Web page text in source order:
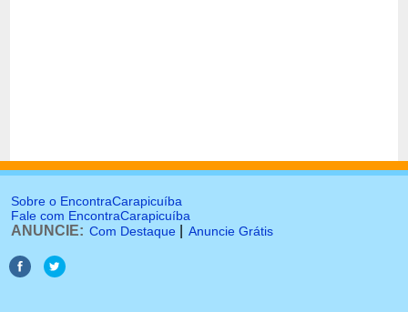
Sobre o EncontraCarapicuíba
Fale com EncontraCarapicuíba
ANUNCIE: Com Destaque Anuncie Grátis